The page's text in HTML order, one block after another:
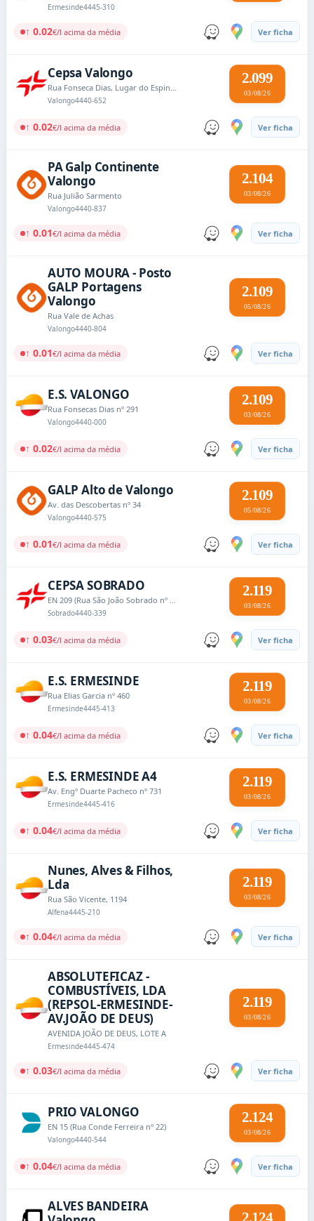
Ermesinde4445-310
↑ 0.02€/l acima da média Ver ficha
Cepsa Valongo
Rua Fonseca Dias, Lugar do Espinheiro
Valongo4440-652
2.099
03/08/26
↑ 0.02€/l acima da média Ver ficha
PA Galp Continente
Valongo
Rua Julião Sarmento
Valongo4440-837
2.104
03/08/26
↑ 0.01€/l acima da média Ver ficha
AUTO MOURA - Posto
GALP Portagens
Valongo
Rua Vale de Achas
Valongo4440-804
2.109
05/08/26
↑ 0.01€/l acima da média Ver ficha
E.S. VALONGO
Rua Fonsecas Dias nº 291
Valongo4440-000
2.109
03/08/26
↑ 0.02€/l acima da média Ver ficha
GALP Alto de Valongo
Av. das Descobertas nº 34
Valongo4440-575
2.109
05/08/26
↑ 0.01€/l acima da média Ver ficha
CEPSA SOBRADO
EN 209 (Rua São João Sobrado nº 3300)
Sobrado4440-339
2.119
03/08/26
↑ 0.03€/l acima da média Ver ficha
E.S. ERMESINDE
Rua Elias Garcia nº 460
Ermesinde4445-413
2.119
03/08/26
↑ 0.04€/l acima da média Ver ficha
E.S. ERMESINDE A4
Av. Engº Duarte Pacheco nº 731
Ermesinde4445-416
2.119
03/08/26
↑ 0.04€/l acima da média Ver ficha
Nunes, Alves & Filhos,
Lda
Rua São Vicente, 1194
Alfena4445-210
2.119
03/08/26
↑ 0.04€/l acima da média Ver ficha
ABSOLUTEFICAZ -
COMBUSTÍVEIS, LDA
(REPSOL-ERMESINDE-
AV.JOÃO DE DEUS)
AVENIDA JOÃO DE DEUS, LOTE A
Ermesinde4445-474
2.119
03/08/26
↑ 0.03€/l acima da média Ver ficha
PRIO VALONGO
EN 15 (Rua Conde Ferreira nº 22)
Valongo4440-544
2.124
03/08/26
↑ 0.04€/l acima da média Ver ficha
ALVES BANDEIRA
2.124